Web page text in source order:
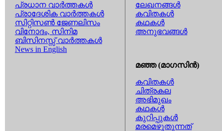
പ്രധാന വാര്‍ത്തകള്‍
പ്രാദേശിക വാര്‍ത്തകള്‍
സിറ്റിസണ്‍ ജേണലിസം
വിനോദം, സിനിമ
ബിസിനസ്സ് വാര്‍ത്തകള്‍
News in English
ലേഖനങ്ങള്‍
കവിതകള്‍
കഥകള്‍
അനുഭവങ്ങള്‍
മഞ്ഞ (മാഗസിന്‍)
കവിതകള്‍
ചിത്രകല
അഭിമുഖം
കഥകള്‍
കുറിപ്പുകള്‍
മരമെഴുതുന്നത്